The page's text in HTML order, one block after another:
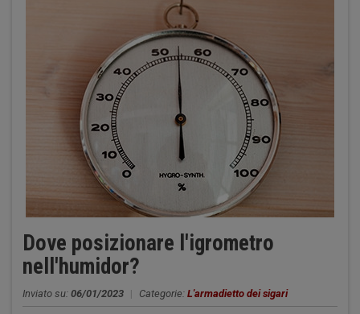
Dove posizionare l'igrometro
nell'humidor?
Inviato su: 06/01/2023 | Categorie: L'armadietto dei sigari